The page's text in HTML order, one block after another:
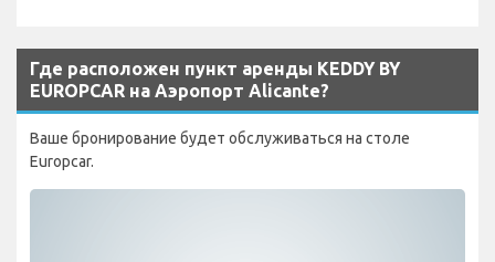
Где расположен пункт аренды KEDDY BY
EUROPCAR на Аэропорт Alicante?
Ваше бронирование будет обслуживаться на столе
Europcar.